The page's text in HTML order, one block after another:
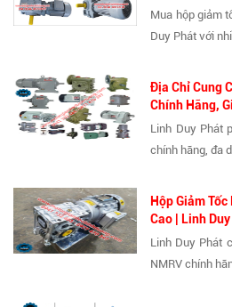
Mua hộp giảm
Duy Phát với
Địa Chỉ Cung
Chính Hãng,
Linh Duy Phát
chính hãng, đa
Hộp Giảm
Cao | Linh
Linh Duy Phát
NMRV chính